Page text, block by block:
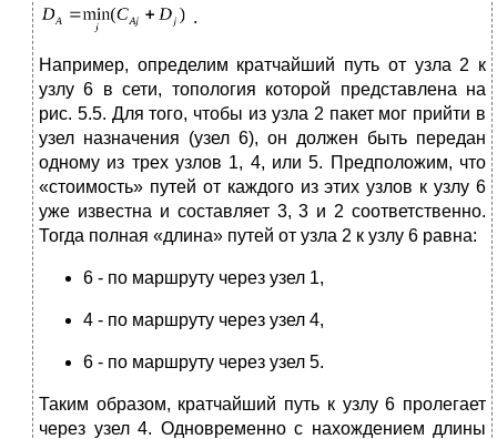
.
Например, определим кратчайший путь от узла 2 к
узлу 6 в сети, топология которой представлена на
рис. 5.5. Для того, чтобы из узла 2 пакет мог прийти в
узел назначения (узел 6), он должен быть передан
одному из трех узлов 1, 4, или 5. Предположим, что
«стоимость» путей от каждого из этих узлов к узлу 6
уже известна и составляет 3, 3 и 2 соответственно.
Тогда полная «длина» путей от узла 2 к узлу 6 равна:
6 - по маршруту через узел 1,
4 - по маршруту через узел 4,
6 - по маршруту через узел 5.
Таким образом, кратчайший путь к узлу 6 пролегает
через узел 4. Одновременно с нахождением длины